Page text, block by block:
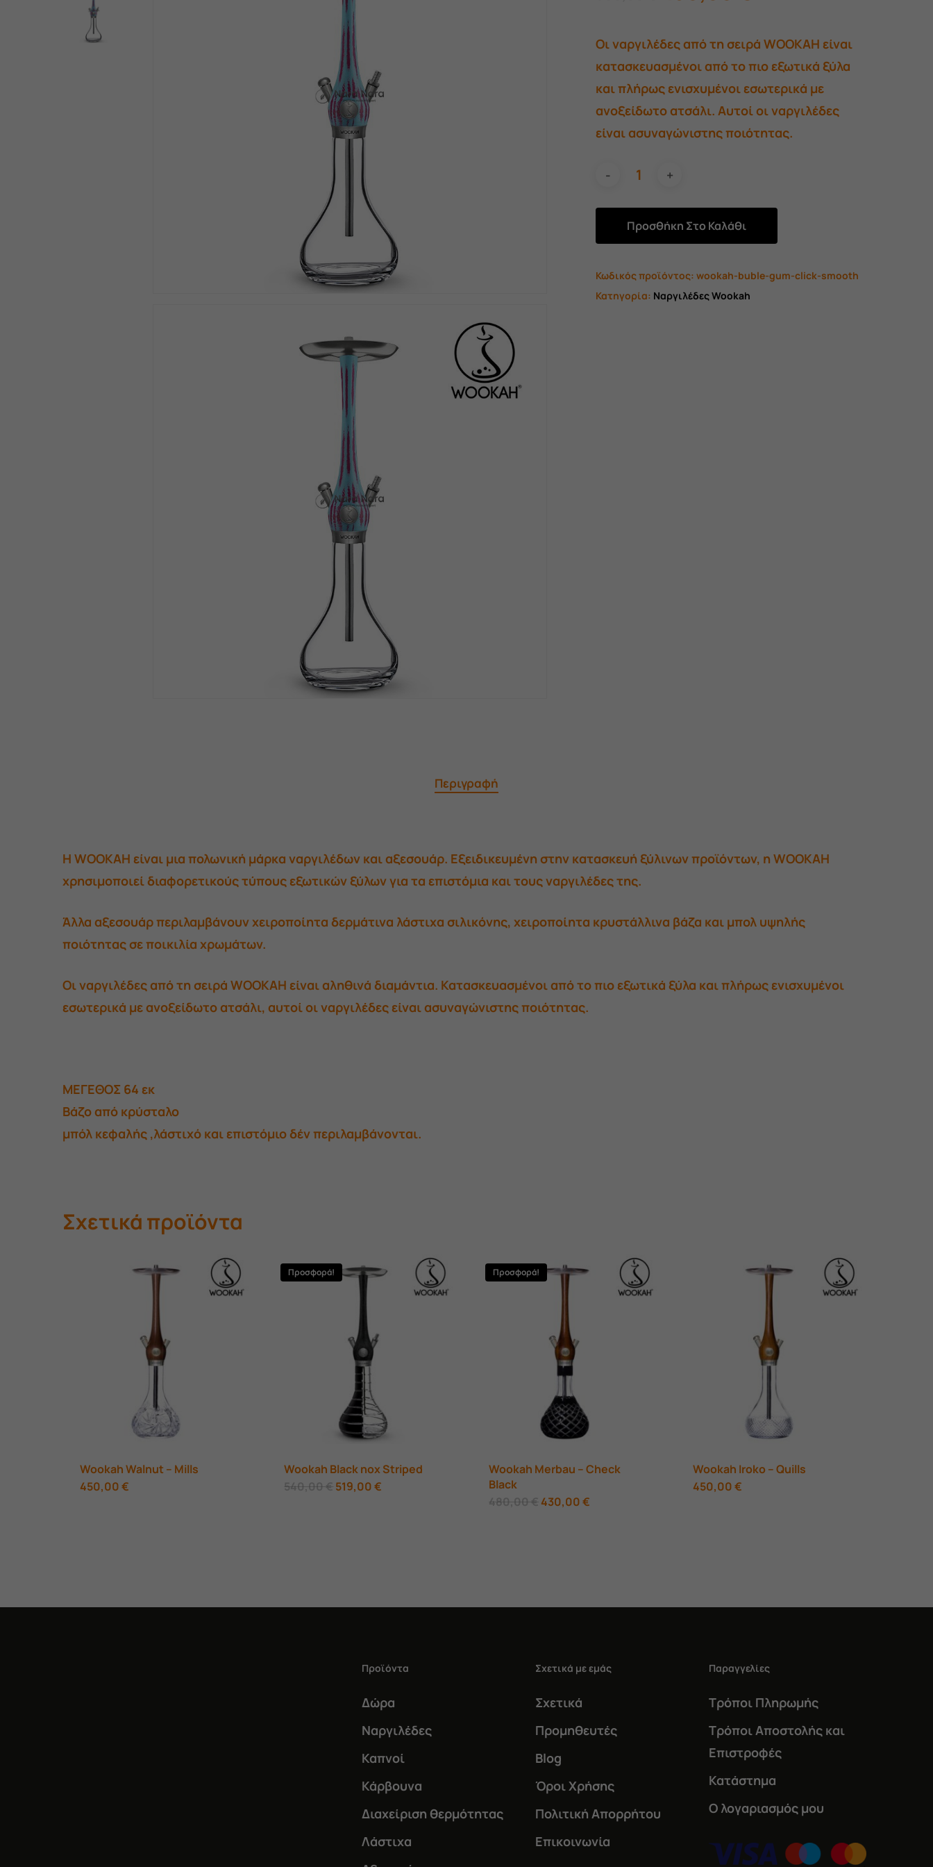
price
was:
500,00 €.
τιμή
είναι:
450,00 €.
Οι ναργιλέδες από τη σειρά WOOKAH είναι
κατασκευασμένοι από το πιο εξωτικά ξύλα
και πλήρως ενισχυμένοι εσωτερικά με
ανοξείδωτο ατσάλι. Αυτοί οι ναργιλέδες
είναι ασυναγώνιστης ποιότητας.
Προσθήκη Στο Καλάθι
Κωδικός προϊόντος:wookah-buble-gum-click-smooth
Κατηγορία: Ναργιλέδες Wookah
Περιγραφή
Η WOOKAH είναι μια πολωνική μάρκα ναργιλέδων και αξεσουάρ. Εξειδικευμένη στην κατασκευή ξύλινων προϊόντων, η WOOKAH
χρησιμοποιεί διαφορετικούς τύπους εξωτικών ξύλων για τα επιστόμια και τους ναργιλέδες της.
Άλλα αξεσουάρ περιλαμβάνουν χειροποίητα δερμάτινα λάστιχα σιλικόνης, χειροποίητα κρυστάλλινα βάζα και μπολ υψηλής
ποιότητας σε ποικιλία χρωμάτων.
Οι ναργιλέδες από τη σειρά WOOKAH είναι αληθινά διαμάντια. Κατασκευασμένοι από το πιο εξωτικά ξύλα και πλήρως ενισχυμένοι
εσωτερικά με ανοξείδωτο ατσάλι, αυτοί οι ναργιλέδες είναι ασυναγώνιστης ποιότητας.
ΜΕΓΕΘΟΣ 64 εκ
Βάζο από κρύσταλο
μπόλ κεφαλής ,λάστιχό και επιστόμιο δέν περιλαμβάνονται.
Σχετικά προϊόντα
Wookah Walnut – Mills
450,00€
Προσφορά!
Wookah Black nox Striped
540,00 € Original
price
519,00€
Προσφορά!
Wookah Merbau – Check
Black
480,00€ Original
price
430,00€Η
Wookah Iroko – Quills
450,00€
Προϊόντα
Δώρα
Ναργιλέδες
Καπνοί
Κάρβουνα
Διαχείριση θερμότητας
Λάστιχα
Σχετικά με εμάς
Σχετικά
Προμηθευτές
Blog
Όροι Χρήσης
Πολιτική Απορρήτου
Επικοινωνία
Παραγγελίες
Τρόποι Πληρωμής
Τρόποι Αποστολής και
Επιστροφές
Κατάστημα
Ο λογαριασμός μου